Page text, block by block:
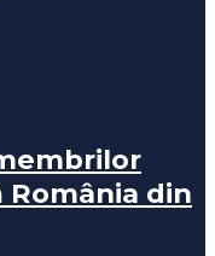
România din